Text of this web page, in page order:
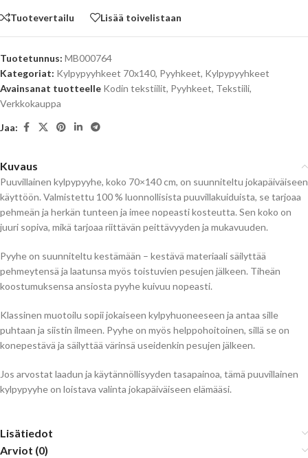
Tuotevertailu Lisää toivelistaan
Tuotetunnus: MB000764
Kategoriat: Kylpypyyhkeet 70x140, Pyyhkeet, Kylpypyyhkeet
Avainsanat tuotteelle Kodin tekstiilit, Pyyhkeet, Tekstiili,
Verkkokauppa
Jaa:
Kuvaus
Puuvillainen kylpypyyhe, koko 70×140 cm, on suunniteltu jokapäiväiseen
käyttöön. Valmistettu 100 % luonnollisista puuvillakuiduista, se tarjoaa
pehmeän ja herkän tunteen ja imee nopeasti kosteutta. Sen koko on
juuri sopiva, mikä tarjoaa riittävän peittävyyden ja mukavuuden.
Pyyhe on suunniteltu kestämään – kestävä materiaali säilyttää
pehmeytensä ja laatunsa myös toistuvien pesujen jälkeen. Tiheän
koostumuksensa ansiosta pyyhe kuivuu nopeasti.
Klassinen muotoilu sopii jokaiseen kylpyhuoneeseen ja antaa sille
puhtaan ja siistin ilmeen. Pyyhe on myös helppohoitoinen, sillä se on
konepestävä ja säilyttää värinsä useidenkin pesujen jälkeen.
Jos arvostat laadun ja käytännöllisyyden tasapainoa, tämä puuvillainen
kylpypyyhe on loistava valinta jokapäiväiseen elämääsi.
Lisätiedot
Arviot (0)